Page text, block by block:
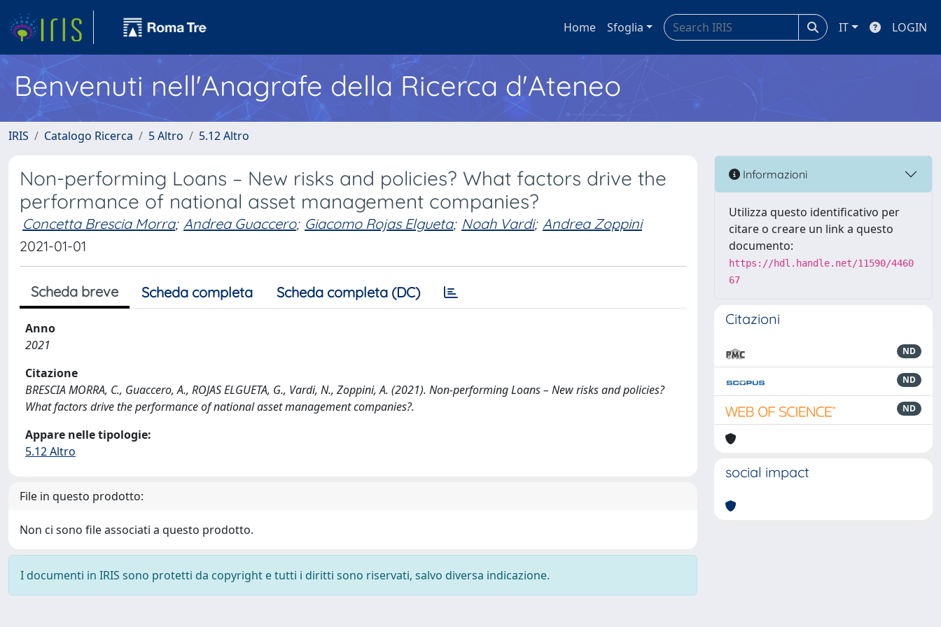
Home Sfoglia IT LOGIN
Benvenuti nell'Anagrafe della Ricerca d'Ateneo
IRIS Catalogo Ricerca 5 Altro 5.12 Altro
Non-performing Loans – New risks and policies? What factors drive the
performance of national asset management companies?
Concetta Brescia Morra; Andrea Guaccero; Giacomo Rojas Elgueta; Noah Vardi; Andrea Zoppini
2021-01-01
Scheda breve Scheda completa Scheda completa (DC)
Anno
2021
Citazione
BRESCIA MORRA, C., Guaccero, A., ROJAS ELGUETA, G., Vardi, N., Zoppini, A. (2021). Non-performing Loans – New risks and policies?
What factors drive the performance of national asset management companies?.
Appare nelle tipologie:
5.12 Altro
File in questo prodotto:
Non ci sono file associati a questo prodotto.
I documenti in IRIS sono protetti da copyright e tutti i diritti sono riservati, salvo diversa indicazione.
Informazioni
Utilizza questo identificativo per
citare o creare un link a questo
documento:
https://hdl.handle.net/11590/4460
67
Citazioni
ND
ND
ND
social impact